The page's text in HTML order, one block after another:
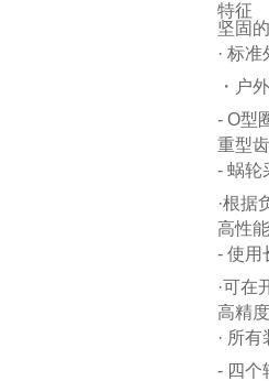
特征
坚固
· 标
・户
- O型
重型
- 蜗轮
·根据
高性
- 使用
·可在
高精
· 所
- 四个